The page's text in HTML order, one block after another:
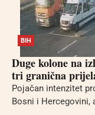
BIH
Duge kolone na
tri granična
Pojačan intenzitet
Bosni i Hercegovini,